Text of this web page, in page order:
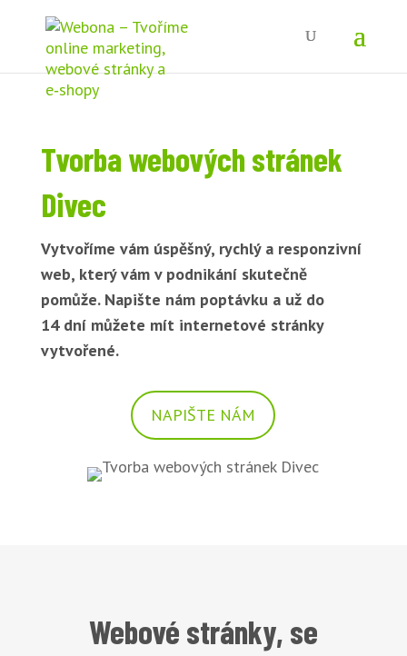
Tvorba webových stránek
Divec
Vytvoříme vám úspěšný, rychlý a responzivní
web, který vám v podnikání skutečně
pomůže. Napište nám poptávku a už do
14 dní můžete mít internetové stránky
vytvořené.
NAPIŠTE NÁM
Webové stránky, se